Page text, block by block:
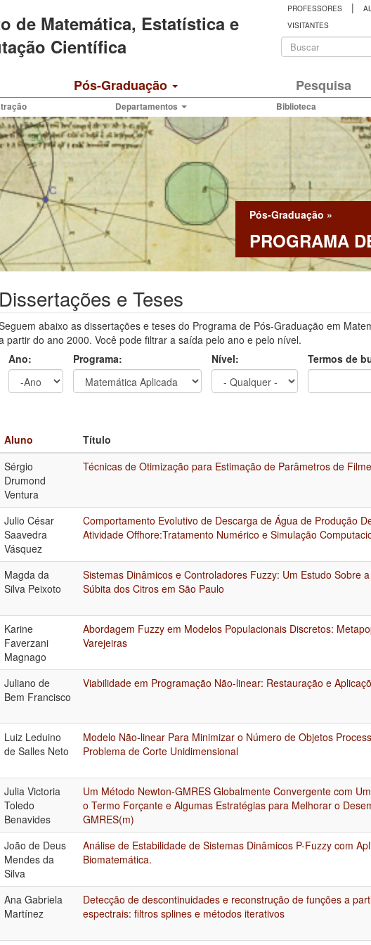
de Matemática, Estatística e
Científica
PROFESSORES |
VISITANTES
busca
Pós-Graduação Pesquisa
Departamentos Biblioteca
Pós-Graduação »
PROGRAMA
Dissertações e Teses
abaixo as dissertações e teses do Programa de Pós-Graduação em
partir do ano 2000. Você pode filtrar a saída pelo ano e pelo nível.
Ano:
Programa: Nível:
Termos de
Aluno Título
Sérgio
Drumond
Ventura
Técnicas de Otimização para Estimação de Parâmetros de
Julio César
Saavedra
Vásquez
Comportamento Evolutivo de Descarga de Água de Produção
Atividade Offhore:Tratamento Numérico e Simulação
Magda da
Silva Peixoto
Sistemas Dinâmicos e Controladores Fuzzy: Um Estudo Sobre
Súbita dos Citros em São Paulo
Karine
Faverzani
Magnago
Abordagem Fuzzy em Modelos Populacionais Discretos:
Varejeiras
Juliano de
Bem Francisco
Viabilidade em Programação Não-linear: Restauração e
Luiz Leduino
de Salles Neto
Modelo Não-linear Para Minimizar o Número de Objetos
Problema de Corte Unidimensional
Julia Victoria
Toledo
Benavides
Um Método Newton-GMRES Globalmente Convergente com
o Termo Forçante e Algumas Estratégias para Melhorar o
GMRES(m)
João de Deus
Mendes da
Silva
Análise de Estabilidade de Sistemas Dinâmicos P-Fuzzy com
Biomatemática.
Ana Gabriela
Martínez
Detecção de descontinuidades e reconstrução de funções a
espectrais: filtros splines e métodos iterativos